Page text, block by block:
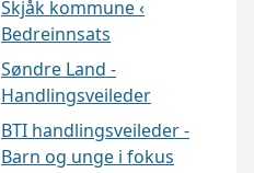
Skjåk kommune ‹
Bedreinnsats
Søndre Land -
Handlingsveileder
BTI handlingsveileder -
Barn og unge i fokus